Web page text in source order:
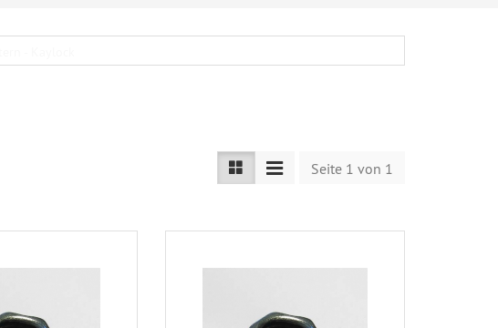
Seite 1 von 1